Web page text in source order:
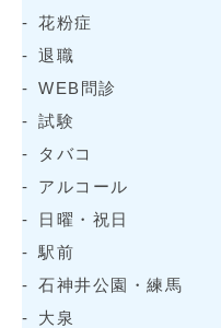
花粉症
退職
WEB問診
試験
タバコ
アルコール
日曜・祝日
駅前
石神井公園・練馬
大泉